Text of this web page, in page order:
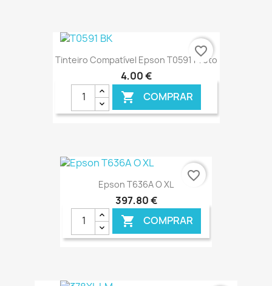
€ ONLINE
Tinteiro Compatível Epson T0591 Preto
4,00 €
 COMPRAR
€ ONLINE
favorite_border
Epson T636A O XL
397,80 €
 COMPRAR
favorite_border